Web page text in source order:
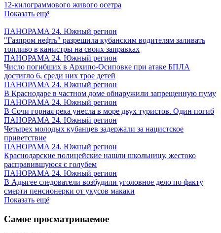
12-килограммового живого осетра
Показать ещё
ПАНОРАМА 24. Южный регион
"Газпром нефть" разрешила кубанским водителям заливать
топливо в канистры на своих заправках
ПАНОРАМА 24. Южный регион
Число погибших в Архипо-Осиповке при атаке БПЛА
достигло 6, среди них трое детей
ПАНОРАМА 24. Южный регион
В Краснодаре в частном доме обнаружили запрещенную пуму
ПАНОРАМА 24. Южный регион
В Сочи горная река унесла в море двух туристов. Один погиб
ПАНОРАМА 24. Южный регион
Четырех молодых кубанцев задержали за нацистское
приветствие
ПАНОРАМА 24. Южный регион
Краснодарские полицейские нашли школьницу, жестоко
расправившуюся с голубем
ПАНОРАМА 24. Южный регион
В Адыгее следователи возбудили уголовное дело по факту
смерти пенсионерки от укусов макаки
Показать ещё
Самое просматриваемое